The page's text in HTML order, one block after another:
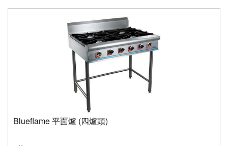
Blueflame 平面爐 (四爐頭)